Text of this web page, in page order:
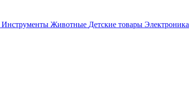
Инструменты Животные Детские товары Электроника